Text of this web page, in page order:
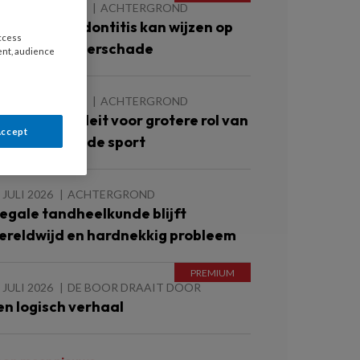
ACHTERGROND
parodontitis kan wijzen op
nierschade
ACHTERGROND
rapport pleit voor grotere rol van
in de sport
JULI 2026 ACHTERGROND
tandheelkunde blijft
en hardnekkig probleem
JULI 2026 DE BOOR DRAAIT DOOR
logisch verhaal
audience